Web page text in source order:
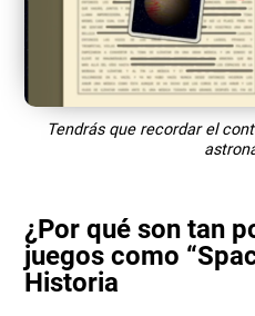
Tendrás que recordar el
¿Por qué son tan
juegos como
Historia